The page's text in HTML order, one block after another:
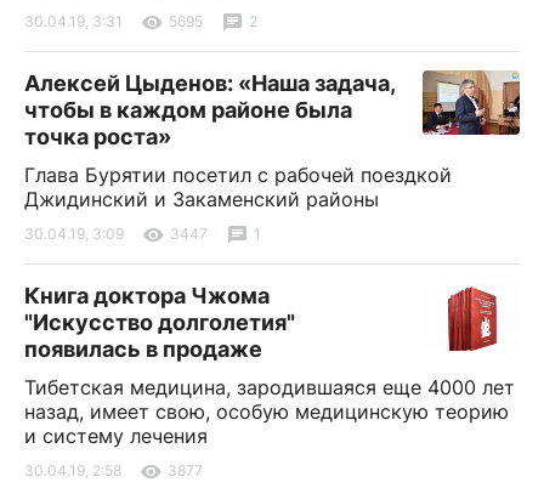
30.04.19, 3:31 5695 2
Алексей Цыденов: «Наша задача,
чтобы в каждом районе была
точка роста»
Глава Бурятии посетил с рабочей поездкой
Джидинский и Закаменский районы
30.04.19, 3:09 3447 1
Книга доктора Чжома
"Искусство долголетия"
появилась в продаже
Тибетская медицина, зародившаяся еще 4000 лет
назад, имеет свою, особую медицинскую теорию
и систему лечения
30.04.19, 2:58 3877